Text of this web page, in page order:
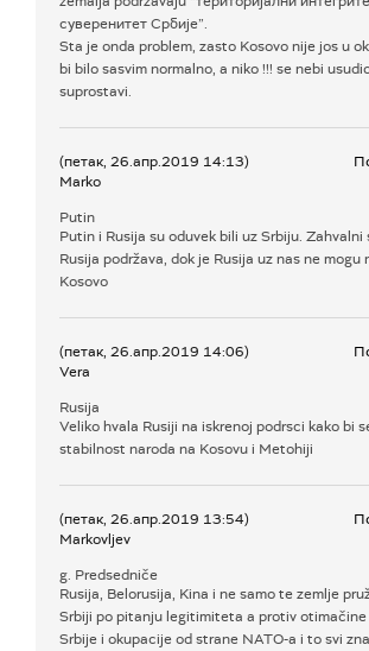
суверенитет Србије”.
Sta je onda problem, zasto Kosovo nije jos u
bi bilo sasvim normalno, a niko !!! se nebi
suprostavi.
(петак, 26.апр.2019 14:13)
Marko
Putin
Putin i Rusija su oduvek bili uz Srbiju. Zahvalni
Rusija podržava, dok je Rusija uz nas ne mogu
Kosovo
(петак, 26.апр.2019 14:06)
Vera
Rusija
Veliko hvala Rusiji na iskrenoj podrsci kako bi
stabilnost naroda na Kosovu i Metohiji
(петак, 26.апр.2019 13:54)
Markovljev
g. Predsedniče
Rusija, Belorusija, Kina i ne samo te zemlje
Srbiji po pitanju legitimiteta a protiv
Srbije i okupacije od strane NATO-a i to svi